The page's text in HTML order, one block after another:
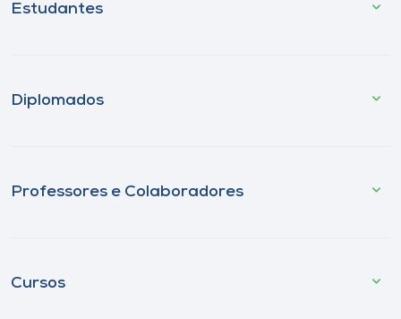
Estudantes
Diplomados
Professores e Colaboradores
Cursos